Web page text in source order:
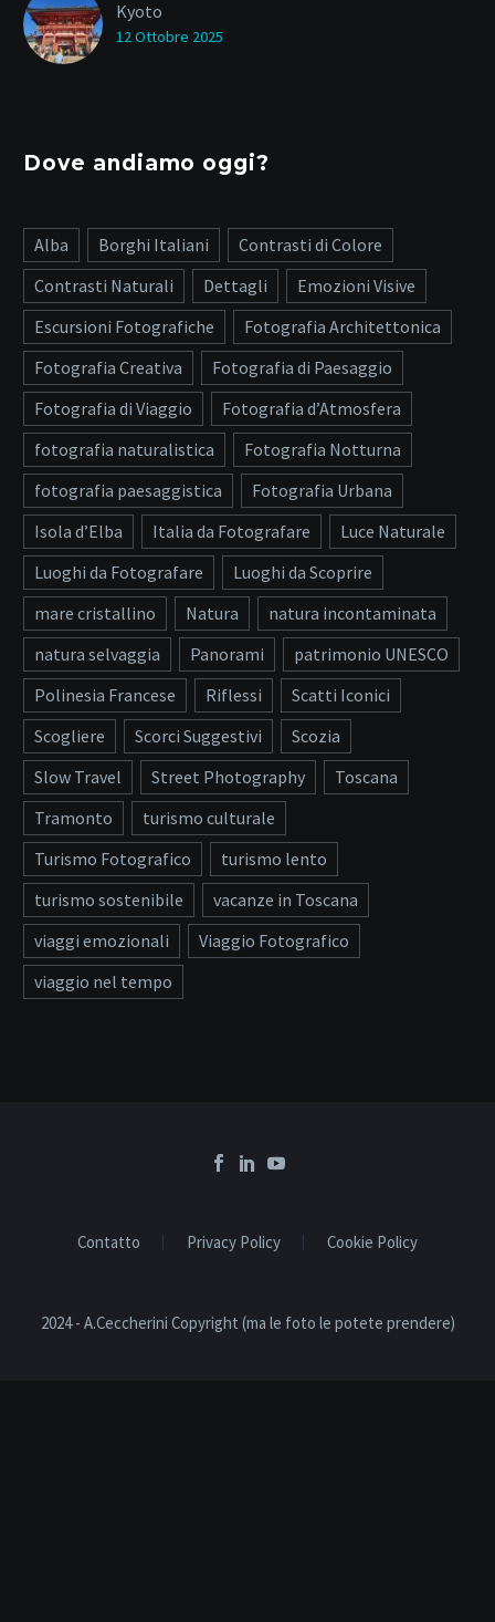
Kyoto
12 Ottobre 2025
Dove andiamo oggi?
Alba Borghi Italiani
Contrasti di Colore
Contrasti Naturali
Dettagli
Emozioni Visive
Escursioni Fotografiche
Fotografia Architettonica
Fotografia Creativa
Fotografia di Paesaggio
Fotografia di Viaggio
Fotografia d’Atmosfera
fotografia naturalistica
Fotografia Notturna
fotografia paesaggistica
Fotografia Urbana
Isola d’Elba
Italia da Fotografare
Luce Naturale
Luoghi da Fotografare
Luoghi da Scoprire
mare cristallino
Natura
natura incontaminata
natura selvaggia
Panorami
patrimonio UNESCO
Polinesia Francese
Riflessi
Scatti Iconici
Scogliere
Scorci Suggestivi
Scozia
Slow Travel
Street Photography
Toscana
Tramonto
turismo culturale
Turismo Fotografico
turismo lento
turismo sostenibile
vacanze in Toscana
viaggi emozionali
Viaggio Fotografico
viaggio nel tempo
Contatto Privacy Policy Cookie Policy
2024 - A.Ceccherini Copyright (ma le foto le potete prendere)